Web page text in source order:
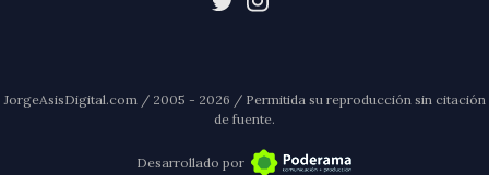
JorgeAsisDigital.com / 2005 - 2026 / Permitida su reproducción sin citación
de fuente.
Desarrollado por